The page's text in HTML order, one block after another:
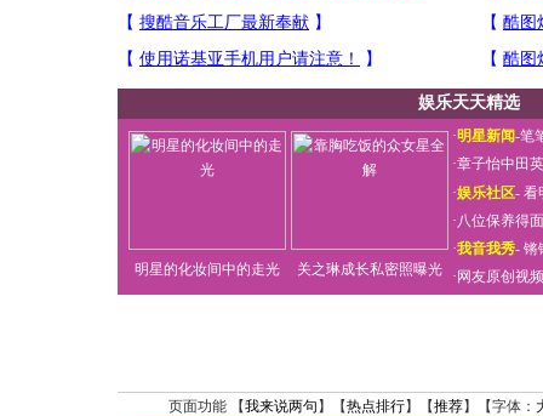
娱乐天天精选
明星的化妆间中的走光 关之琳成长私密照曝光
·明星新闻-笔
·章子怡中田
·娱乐社区- 看
·八位保养得
·我音我秀- 锵
· 网友原创视
页面功能 【我来说两句 】【热点排行】【推荐】【字体：